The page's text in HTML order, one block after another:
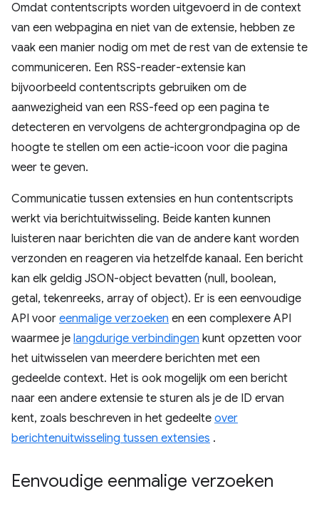
Omdat contentscripts worden uitgevoerd in de context
van een webpagina en niet van de extensie, hebben ze
vaak een manier nodig om met de rest van de extensie te
communiceren. Een RSS-reader-extensie kan
bijvoorbeeld contentscripts gebruiken om de
aanwezigheid van een RSS-feed op een pagina te
detecteren en vervolgens de achtergrondpagina op de
hoogte te stellen om een ​​actie-icoon voor die pagina
weer te geven.
Communicatie tussen extensies en hun contentscripts
werkt via berichtuitwisseling. Beide kanten kunnen
luisteren naar berichten die van de andere kant worden
verzonden en reageren via hetzelfde kanaal. Een bericht
kan elk geldig JSON-object bevatten (null, boolean,
getal, tekenreeks, array of object). Er is een eenvoudige
API voor eenmalige verzoeken en een complexere API
waarmee je langdurige verbindingen kunt opzetten voor
het uitwisselen van meerdere berichten met een
gedeelde context. Het is ook mogelijk om een ​​bericht
naar een andere extensie te sturen als je de ID ervan
kent, zoals beschreven in het gedeelte over
berichtenuitwisseling tussen extensies .
Eenvoudige eenmalige verzoeken